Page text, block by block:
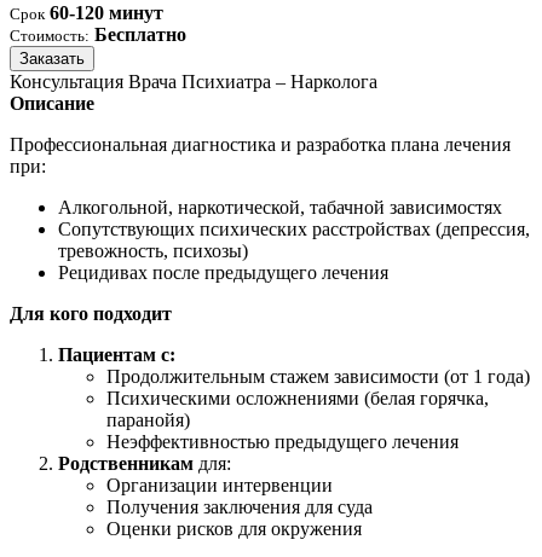
Срок 60-120 минут
Стоимость: Бесплатно
Заказать
Консультация Врача Психиатра – Нарколога
Описание
Профессиональная диагностика и разработка плана лечения
при:
Алкогольной, наркотической, табачной зависимостях
Сопутствующих психических расстройствах (депрессия,
тревожность, психозы)
Рецидивах после предыдущего лечения
Для кого подходит
Пациентам с:
Продолжительным стажем зависимости (от 1 года)
Психическими осложнениями (белая горячка,
паранойя)
Неэффективностью предыдущего лечения
Родственникам для:
Организации интервенции
Получения заключения для суда
Оценки рисков для окружения